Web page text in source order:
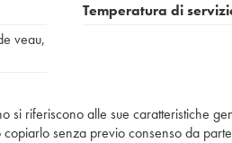
veau,
Temperatura di
si riferiscono alle sue caratteristiche
senza previo consenso da